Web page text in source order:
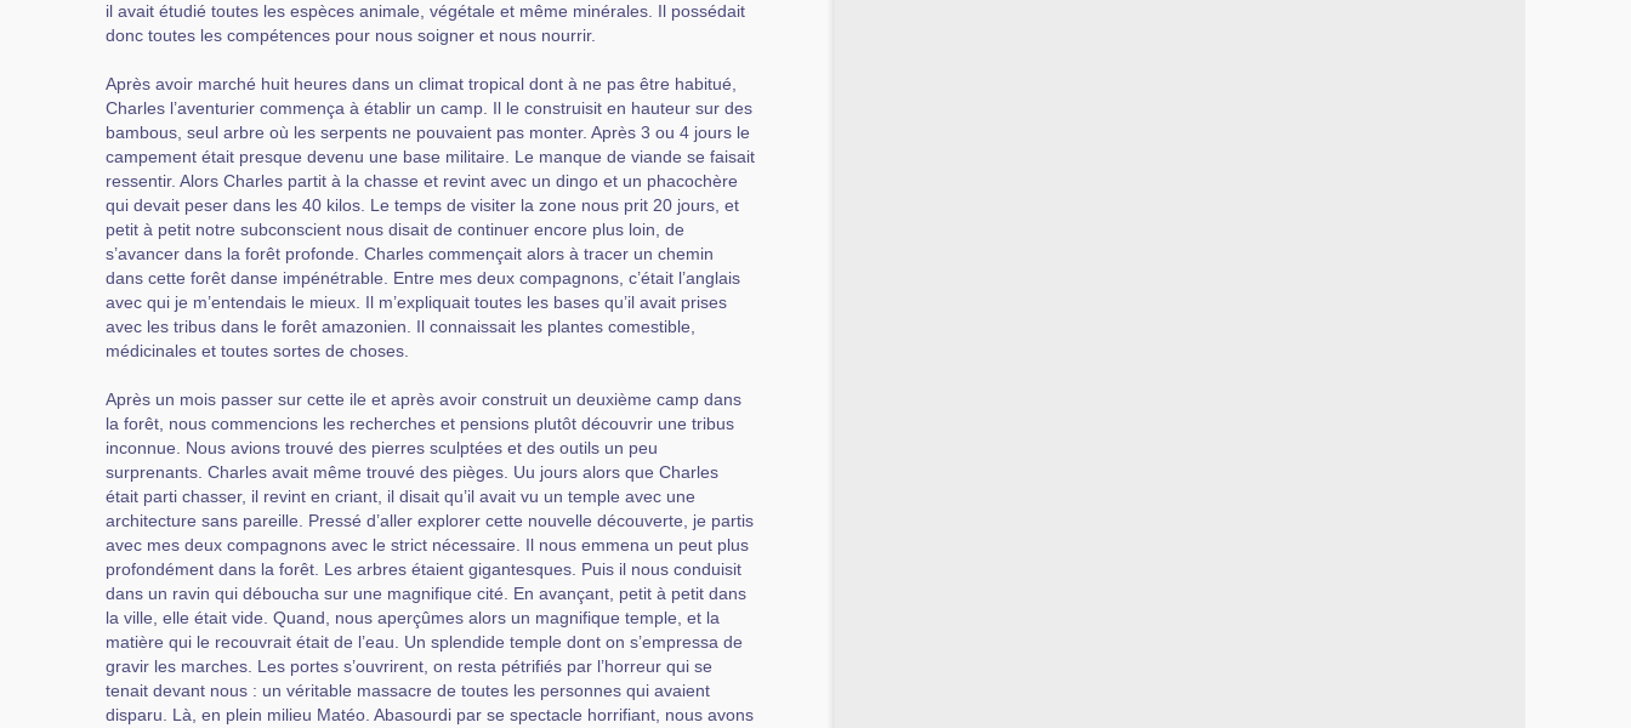
il avait étudié toutes les espèces animale, végétale et même minérales. Il possédait
donc toutes les compétences pour nous soigner et nous nourrir.
Après avoir marché huit heures dans un climat tropical dont à ne pas être habitué,
Charles l’aventurier commença à établir un camp. Il le construisit en hauteur sur des
bambous, seul arbre où les serpents ne pouvaient pas monter. Après 3 ou 4 jours le
campement était presque devenu une base militaire. Le manque de viande se faisait
ressentir. Alors Charles partit à la chasse et revint avec un dingo et un phacochère
qui devait peser dans les 40 kilos. Le temps de visiter la zone nous prit 20 jours, et
petit à petit notre subconscient nous disait de continuer encore plus loin, de
s’avancer dans la forêt profonde. Charles commençait alors à tracer un chemin
dans cette forêt danse impénétrable. Entre mes deux compagnons, c’était l’anglais
avec qui je m’entendais le mieux. Il m’expliquait toutes les bases qu’il avait prises
avec les tribus dans le forêt amazonien. Il connaissait les plantes comestible,
médicinales et toutes sortes de choses.
Après un mois passer sur cette ile et après avoir construit un deuxième camp dans
la forêt, nous commencions les recherches et pensions plutôt découvrir une tribus
inconnue. Nous avions trouvé des pierres sculptées et des outils un peu
surprenants. Charles avait même trouvé des pièges. Uu jours alors que Charles
était parti chasser, il revint en criant, il disait qu’il avait vu un temple avec une
architecture sans pareille. Pressé d’aller explorer cette nouvelle découverte, je partis
avec mes deux compagnons avec le strict nécessaire. Il nous emmena un peut plus
profondément dans la forêt. Les arbres étaient gigantesques. Puis il nous conduisit
dans un ravin qui déboucha sur une magnifique cité. En avançant, petit à petit dans
la ville, elle était vide. Quand, nous aperçûmes alors un magnifique temple, et la
matière qui le recouvrait était de l’eau. Un splendide temple dont on s’empressa de
gravir les marches. Les portes s’ouvrirent, on resta pétrifiés par l’horreur qui se
tenait devant nous : un véritable massacre de toutes les personnes qui avaient
disparu. Là, en plein milieu Matéo. Abasourdi par se spectacle horrifiant, nous avons